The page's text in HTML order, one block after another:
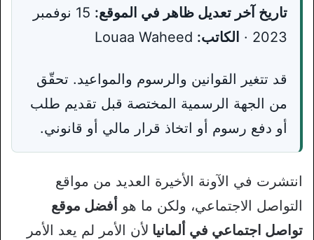
تاريخ آخر تعديل ظاهر في الموقع:
15 نوفمبر
2023 ·
الكاتب:
قد تتغير القوانين والرسوم والمواعيد. تحقّق
من الجهة الرسمية المختصة قبل تقديم طلب
أو دفع رسوم أو اتخاذ قرار مالي أو قانوني.
انتشرت في الآونة الأخيرة العديد من مواقع
التواصل الاجتماعي، ولكن ما هو أفضل موقع
تواصل اجتماعي في ألمانيا لأن الأمر لم يعد الأمر